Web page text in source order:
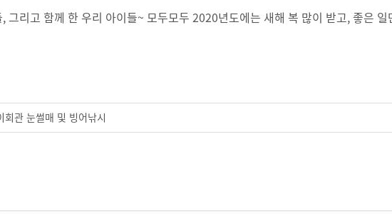
그리고 함께 한 우리 아이들~ 모두모두 2020년도에는 새해 복 많이 받고, 좋은
회관 눈썰매 및 빙어낚시